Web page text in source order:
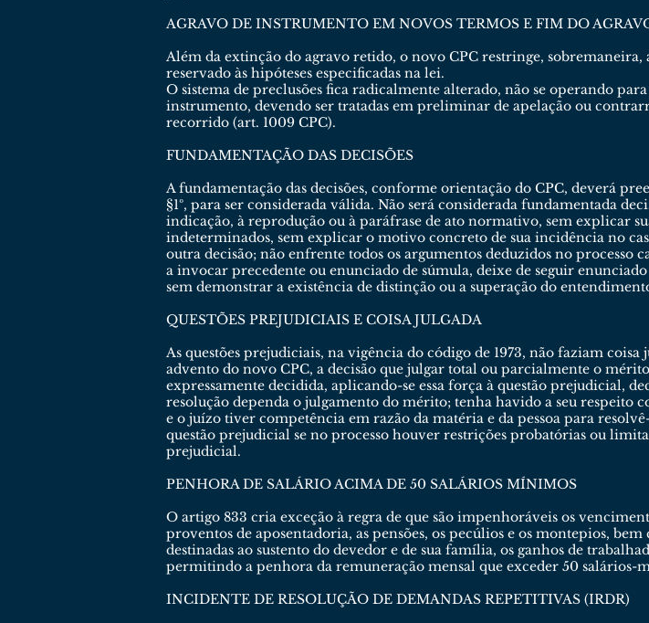
AGRAVO DE INSTRUMENTO EM NOVOS TERMOS E FIM DO
Além da extinção do agravo retido, o novo CPC restringe,
reservado às hipóteses especificadas na lei.
O sistema de preclusões fica radicalmente alterado, não se operando
instrumento, devendo ser tratadas em preliminar de apelação ou
recorrido (art. 1009 CPC).
FUNDAMENTAÇÃO DAS DECISÕES
A fundamentação das decisões, conforme orientação do CPC, deverá
§1º, para ser considerada válida. Não será considerada fundamentada
indicação, à reprodução ou à paráfrase de ato normativo, sem explicar
indeterminados, sem explicar o motivo concreto de sua incidência no
outra decisão; não enfrente todos os argumentos deduzidos no
a invocar precedente ou enunciado de súmula, deixe de seguir
sem demonstrar a existência de distinção ou a superação do
QUESTÕES PREJUDICIAIS E COISA JULGADA
As questões prejudiciais, na vigência do código de 1973, não faziam
advento do novo CPC, a decisão que julgar total ou parcialmente o
expressamente decidida, aplicando-se essa força à questão prejudicial,
resolução dependa o julgamento do mérito; tenha havido a seu respeito
e o juízo tiver competência em razão da matéria e da pessoa para
questão prejudicial se no processo houver restrições probatórias ou
prejudicial.
PENHORA DE SALÁRIO ACIMA DE 50 SALÁRIOS MÍNIMOS
O artigo 833 cria exceção à regra de que são impenhoráveis os
proventos de aposentadoria, as pensões, os pecúlios e os montepios,
destinadas ao sustento do devedor e de sua família, os ganhos de
permitindo a penhora da remuneração mensal que exceder 50 salários-
INCIDENTE DE RESOLUÇÃO DE DEMANDAS REPETITIVAS (IRDR)